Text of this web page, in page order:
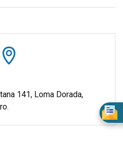
141, Loma Dorada,